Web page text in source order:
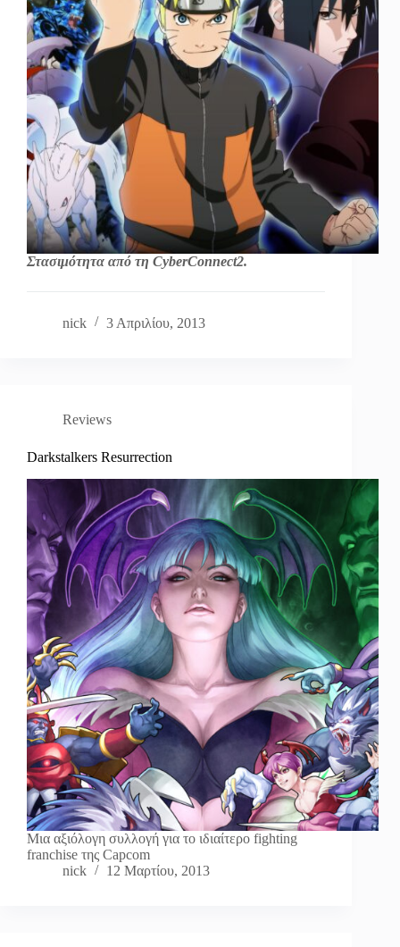
Στασιμότητα από τη CyberConnect2.
nick 3 Απριλίου, 2013
Reviews
Darkstalkers Resurrection
Μια αξιόλογη συλλογή για το ιδιαίτερο fighting
franchise της Capcom
nick
12 Μαρτίου, 2013